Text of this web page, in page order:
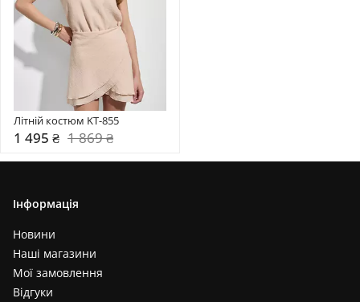
Літній костюм KT-855
1 495 ₴ 1 869 ₴
Інформація
Новини
Наші магазини
Мої замовлення
Відгуки